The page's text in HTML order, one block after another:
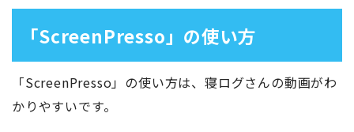
「ScreenPresso」の使い方
「ScreenPresso」の使い方は、寝ログさんの動画がわ
かりやすいです。